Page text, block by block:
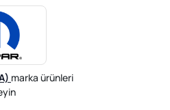
marka ürünleri